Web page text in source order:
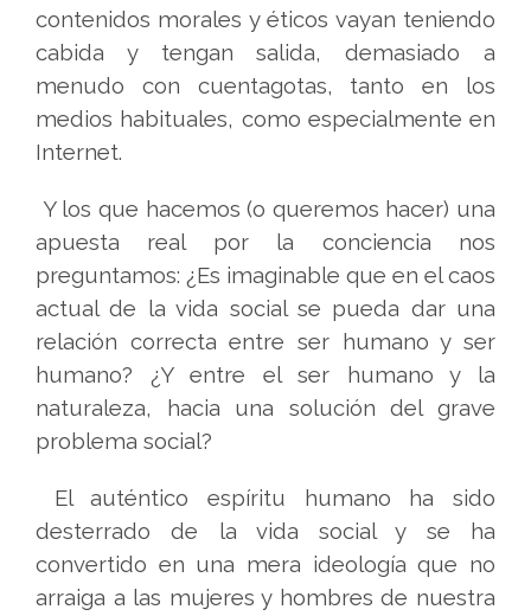
contenidos morales y éticos vayan teniendo
cabida y tengan salida, demasiado a
menudo con cuentagotas, tanto en los
medios habituales, como especialmente en
Internet.
Y los que hacemos (o queremos hacer) una
apuesta real por la conciencia nos
preguntamos: ¿Es imaginable que en el caos
actual de la vida social se pueda dar una
relación correcta entre ser humano y ser
humano? ¿Y entre el ser humano y la
naturaleza, hacia una solución del grave
problema social?
El auténtico espíritu humano ha sido
desterrado de la vida social y se ha
convertido en una mera ideología que no
arraiga a las mujeres y hombres de nuestra